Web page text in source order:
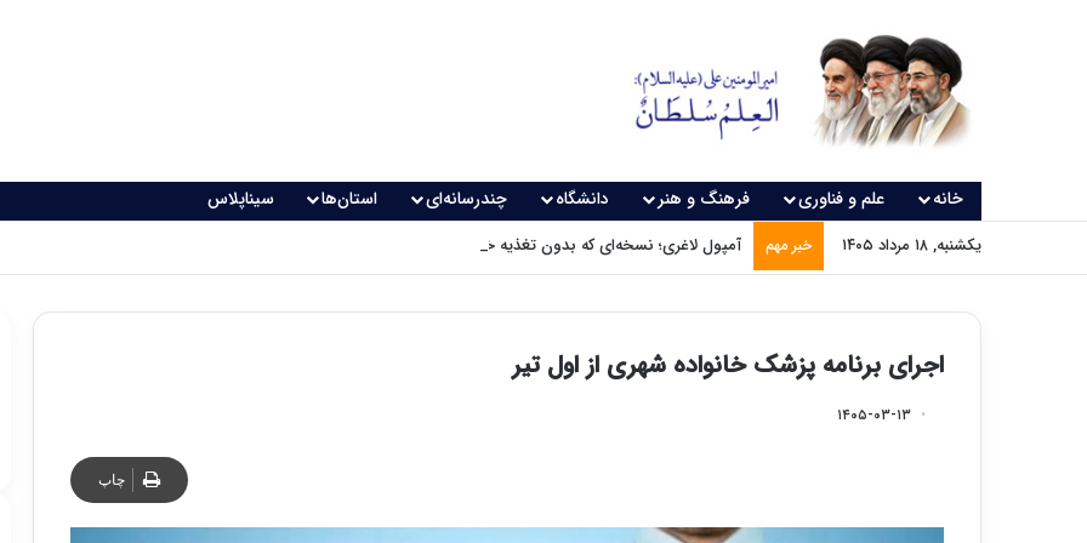
خانه علم و فناوری فرهنگ و هنر دانشگاه چندرسانه‌ای استان‌ها سیناپلاس
یکشنبه, ۱۸ مرداد ۱۴۰۵ خبر مهم آمپول لاغری؛ نسخه‌ای که بدون تغذیه خطرناک می‌شود
اجرای برنامه پزشک خانواده شهری از اول تیر
۱۴۰۵-۰۳-۱۳
چاپ